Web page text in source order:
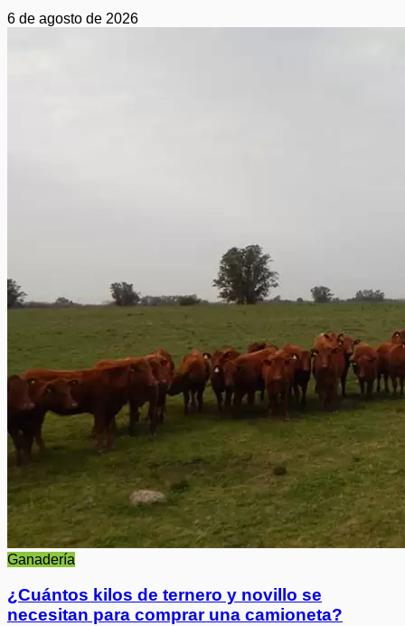
6 de agosto de 2026
Ganadería
¿Cuántos kilos de ternero y novillo se
necesitan para comprar una camioneta?